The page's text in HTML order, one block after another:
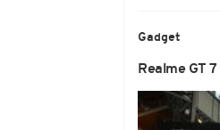
Gadget
Realme GT